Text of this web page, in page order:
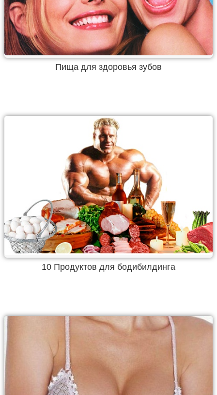
Пища для здоровья зубов
10 Продуктов для бодибилдинга